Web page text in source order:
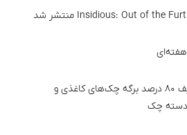
محاسبه جداگانه تعیین تکلیف ۸۰ درصد برگه چک‌های کاغذی و
دسته چک